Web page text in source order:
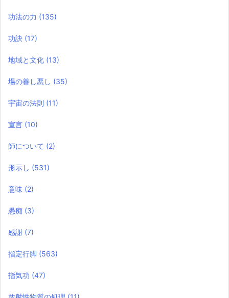
功法の力 (135)
功訣 (17)
地域と文化 (13)
場の善し悪し (35)
宇宙の法則 (11)
宣言 (10)
師について (2)
形示し (531)
意味 (2)
愚痴 (3)
感謝 (7)
指定行脚 (563)
指気功 (47)